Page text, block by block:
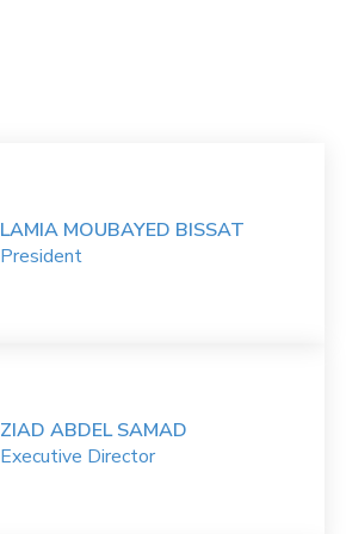
LAMIA MOUBAYED BISSAT
President
ZIAD ABDEL SAMAD
Executive Director